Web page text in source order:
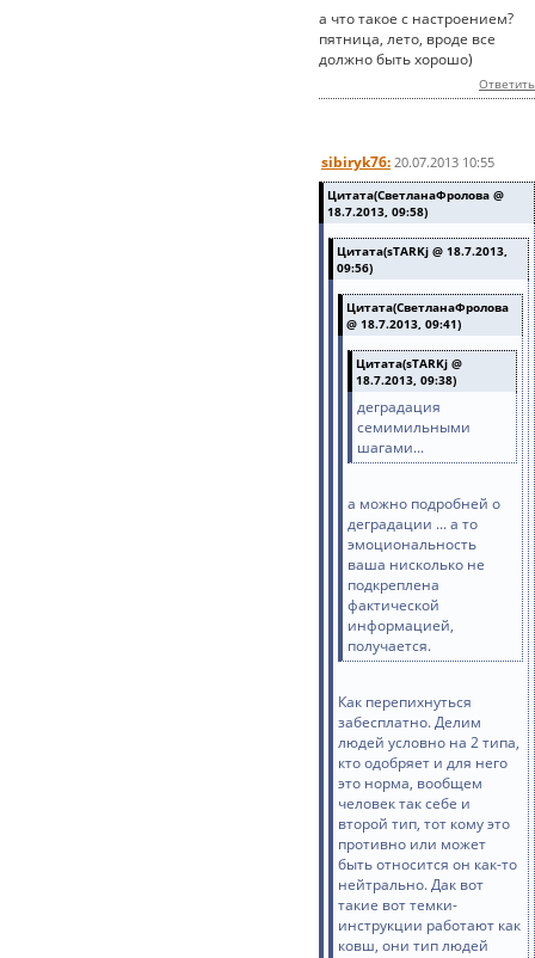
а что такое с настроением?
пятница, лето, вроде все
должно быть хорошо)
Ответить
sibiryk76: 20.07.2013 10:55
Цитата(СветланаФролова @
18.7.2013, 09:58)
Цитата(sTARKj @ 18.7.2013,
09:56)
Цитата(СветланаФролова
@ 18.7.2013, 09:41)
Цитата(sTARKj @
18.7.2013, 09:38)
деградация
семимильными
шагами...
а можно подробней о
деградации ... а то
эмоциональность
ваша нисколько не
подкреплена
фактической
информацией,
получается.
Как перепихнуться
забесплатно. Делим
людей условно на 2 типа,
кто одобряет и для него
это норма, вообщем
человек так себе и
второй тип, тот кому это
противно или может
быть относится он как-то
нейтрально. Дак вот
такие вот темки-
инструкции работают как
ковш, они тип людей